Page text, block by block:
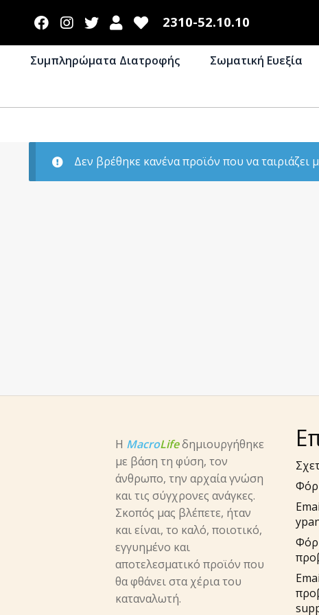
2310-52.10.10
Συμπληρώματα Διατροφής Σωματική Ευεξία
Δεν βρέθηκε κανένα προϊόν που να ταιριάζει
Η MacroLifeδημιουργήθηκε
με βάση τη φύση, τον
άνθρωπο, την αρχαία γνώση
και τις σύγχρονες ανάγκες.
Σκοπός μας βλέπετε, ήταν
και είναι, το καλό, ποιοτικό,
εγγυημένο και
αποτελεσματικό προϊόν που
θα φθάνει στα χέρια του
καταναλωτή.